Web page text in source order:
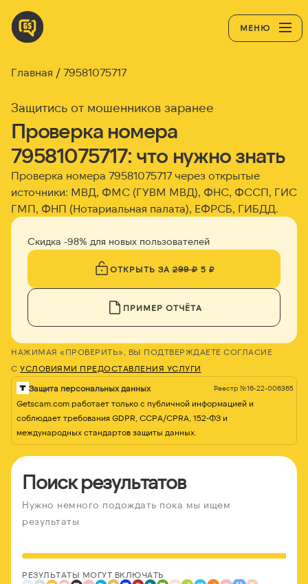
МЕНЮ
Главная 79581075717
Защитись от мошенников заранее
Проверка номера
79581075717: что нужно знать
Проверка номера 79581075717 через открытые
источники: МВД, ФМС (ГУВМ МВД), ФНС, ФССП, ГИС
ГМП, ФНП (Нотариальная палата), ЕФРСБ, ГИБДД.
Скидка -98% для новых пользователей
ОТКРЫТЬ ЗА299 ₽5 ₽
ПРИМЕР ОТЧЁТА
НАЖИМАЯ «ПРОВЕРИТЬ», ВЫ ПОДТВЕРЖДАЕТЕ СОГЛАСИЕ
С УСЛОВИЯМИ ПРЕДОСТАВЛЕНИЯ УСЛУГИ
Защита персональных данных Реестр №16-22-006365
Getscam.com работает только с публичной информацией и
соблюдает требования GDPR, CCPA/CPRA, 152-ФЗ и
международных стандартов защиты данных.
Поиск результатов
Нужно немного подождать пока мы ищем
результаты
РЕЗУЛЬТАТЫ МОГУТ ВКЛЮЧАТЬ